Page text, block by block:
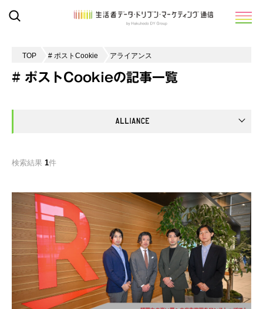
TOP # ポストCookie アライアンス
# ポストCookieの記事一覧
検索結果 1件